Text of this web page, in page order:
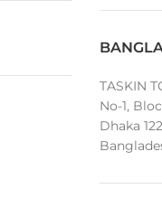
TASKIN
No-1,
Dhaka